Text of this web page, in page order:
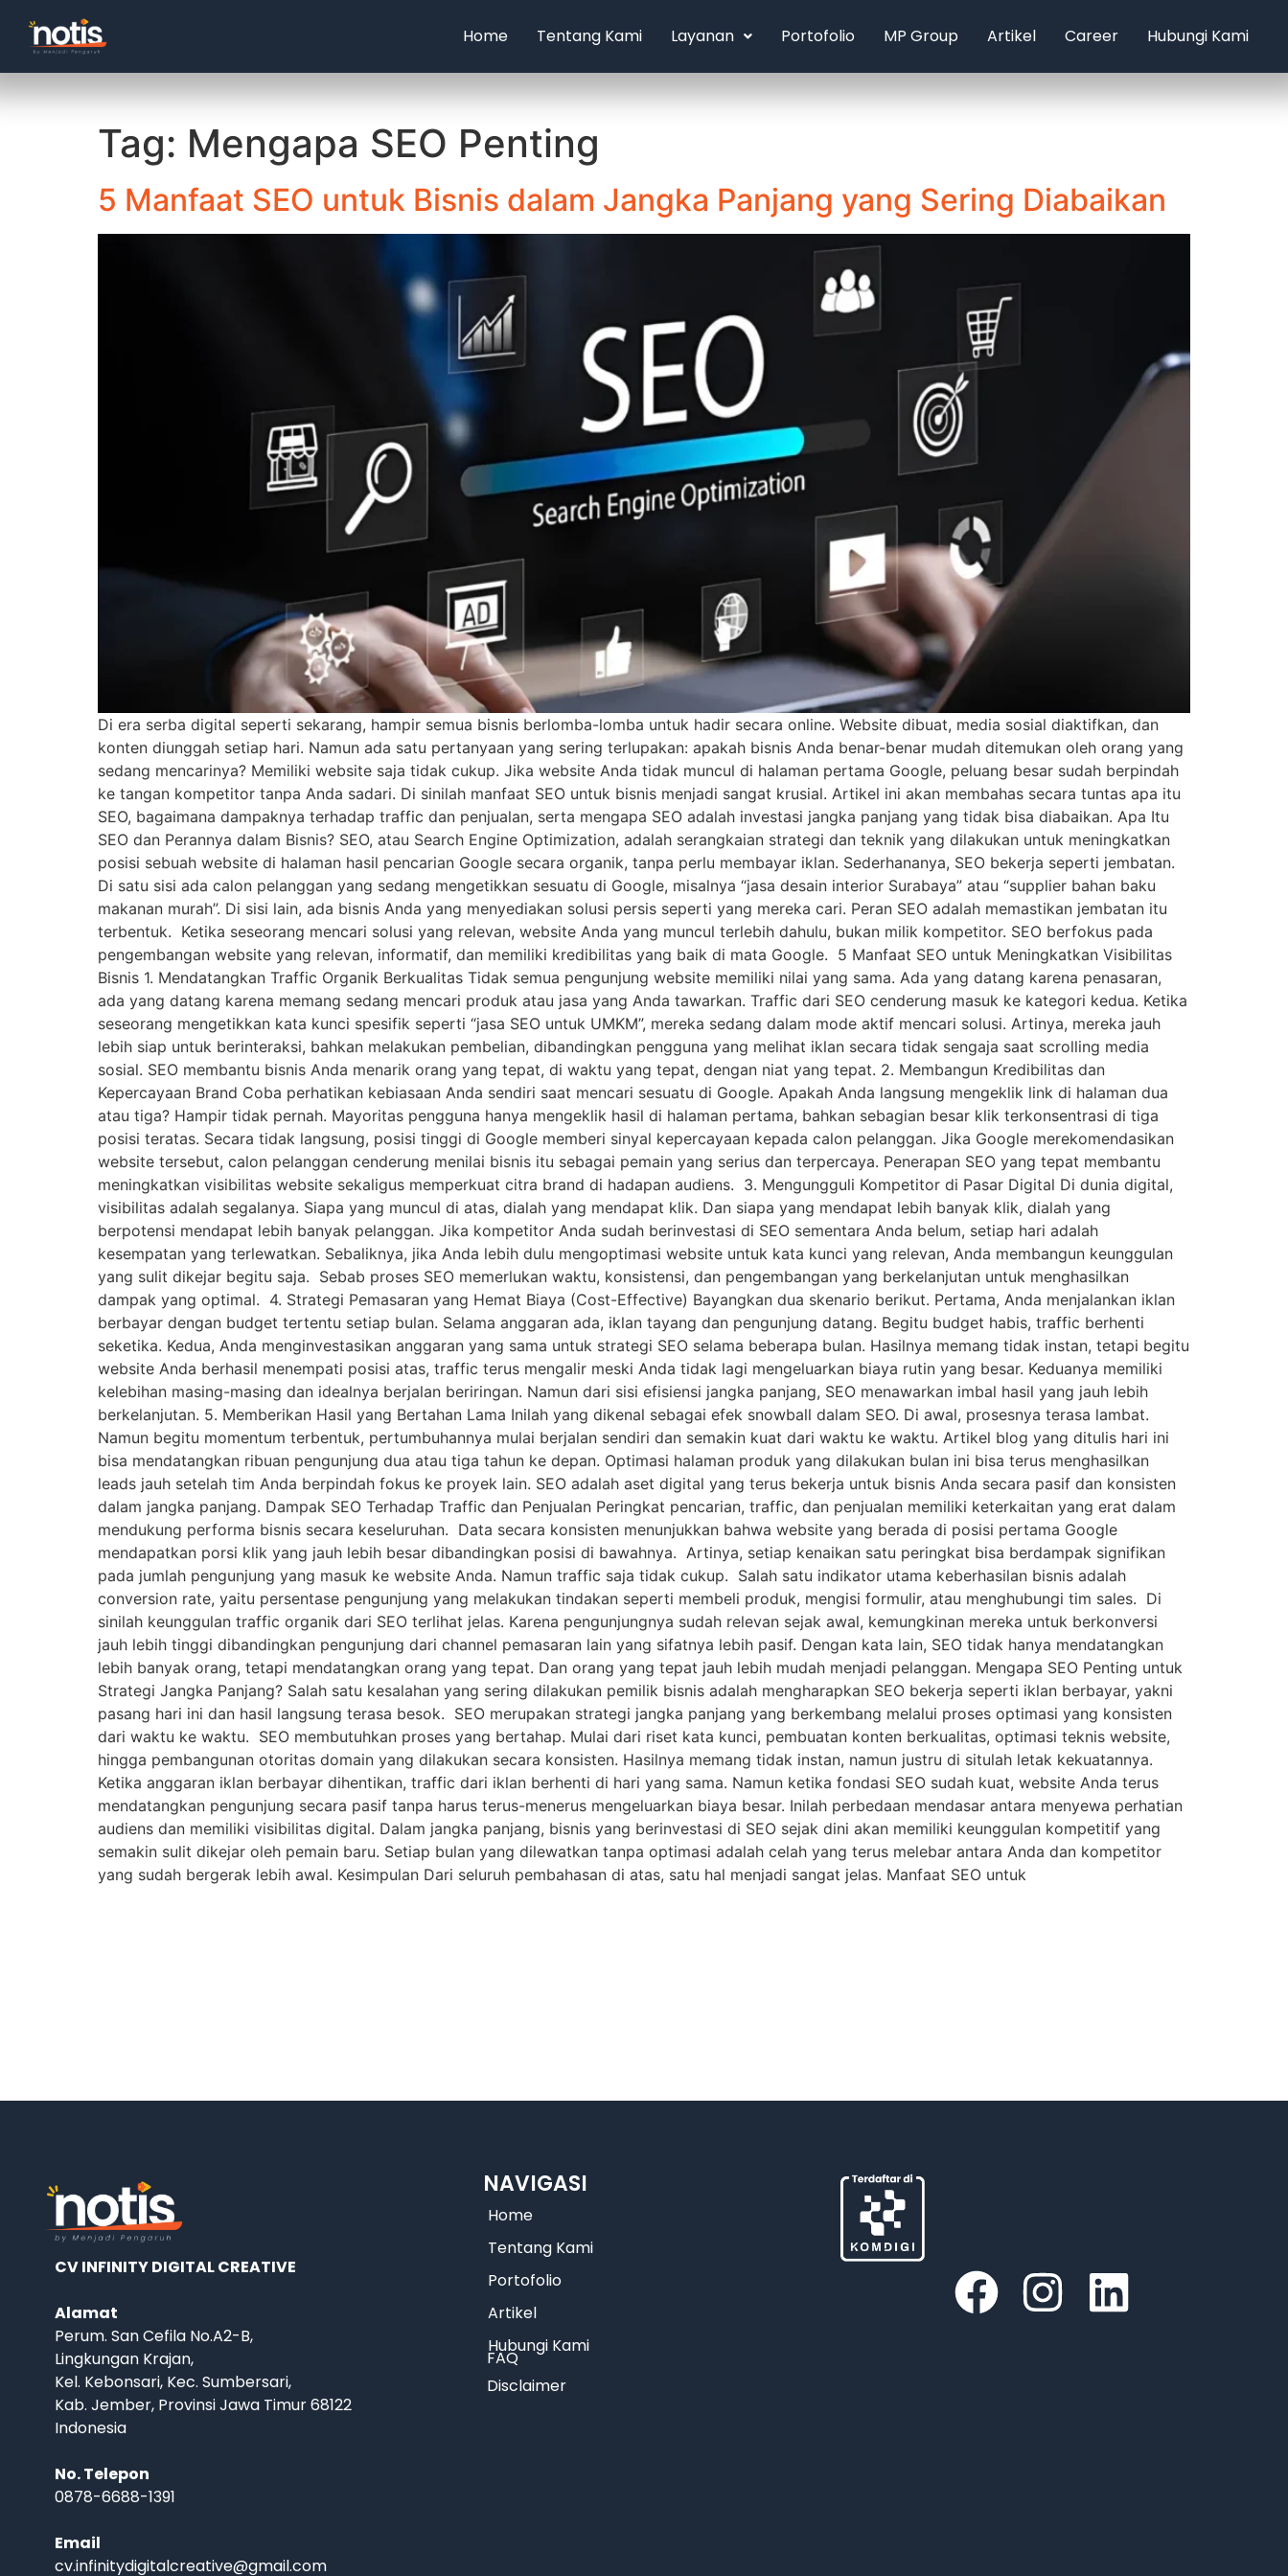
Home Tentang Kami Layanan Portofolio MP Group Artikel Career Hubungi Kami
Tag: Mengapa SEO Penting
5 Manfaat SEO untuk Bisnis dalam Jangka Panjang yang Sering Diabaikan
Di era serba digital seperti sekarang, hampir semua bisnis berlomba-lomba untuk hadir secara online. Website dibuat, media sosial diaktifkan, dan
konten diunggah setiap hari. Namun ada satu pertanyaan yang sering terlupakan: apakah bisnis Anda benar-benar mudah ditemukan oleh orang yang
sedang mencarinya? Memiliki website saja tidak cukup. Jika website Anda tidak muncul di halaman pertama Google, peluang besar sudah berpindah
ke tangan kompetitor tanpa Anda sadari. Di sinilah manfaat SEO untuk bisnis menjadi sangat krusial. Artikel ini akan membahas secara tuntas apa itu
SEO, bagaimana dampaknya terhadap traffic dan penjualan, serta mengapa SEO adalah investasi jangka panjang yang tidak bisa diabaikan. Apa Itu
SEO dan Perannya dalam Bisnis? SEO, atau Search Engine Optimization, adalah serangkaian strategi dan teknik yang dilakukan untuk meningkatkan
posisi sebuah website di halaman hasil pencarian Google secara organik, tanpa perlu membayar iklan. Sederhananya, SEO bekerja seperti jembatan.
Di satu sisi ada calon pelanggan yang sedang mengetikkan sesuatu di Google, misalnya “jasa desain interior Surabaya” atau “supplier bahan baku
makanan murah”. Di sisi lain, ada bisnis Anda yang menyediakan solusi persis seperti yang mereka cari. Peran SEO adalah memastikan jembatan itu
terbentuk. Ketika seseorang mencari solusi yang relevan, website Anda yang muncul terlebih dahulu, bukan milik kompetitor. SEO berfokus pada
pengembangan website yang relevan, informatif, dan memiliki kredibilitas yang baik di mata Google. 5 Manfaat SEO untuk Meningkatkan Visibilitas
Bisnis 1. Mendatangkan Traffic Organik Berkualitas Tidak semua pengunjung website memiliki nilai yang sama. Ada yang datang karena penasaran,
ada yang datang karena memang sedang mencari produk atau jasa yang Anda tawarkan. Traffic dari SEO cenderung masuk ke kategori kedua. Ketika
seseorang mengetikkan kata kunci spesifik seperti “jasa SEO untuk UMKM”, mereka sedang dalam mode aktif mencari solusi. Artinya, mereka jauh
lebih siap untuk berinteraksi, bahkan melakukan pembelian, dibandingkan pengguna yang melihat iklan secara tidak sengaja saat scrolling media
sosial. SEO membantu bisnis Anda menarik orang yang tepat, di waktu yang tepat, dengan niat yang tepat. 2. Membangun Kredibilitas dan
Kepercayaan Brand Coba perhatikan kebiasaan Anda sendiri saat mencari sesuatu di Google. Apakah Anda langsung mengeklik link di halaman dua
atau tiga? Hampir tidak pernah. Mayoritas pengguna hanya mengeklik hasil di halaman pertama, bahkan sebagian besar klik terkonsentrasi di tiga
posisi teratas. Secara tidak langsung, posisi tinggi di Google memberi sinyal kepercayaan kepada calon pelanggan. Jika Google merekomendasikan
website tersebut, calon pelanggan cenderung menilai bisnis itu sebagai pemain yang serius dan terpercaya. Penerapan SEO yang tepat membantu
meningkatkan visibilitas website sekaligus memperkuat citra brand di hadapan audiens. 3. Mengungguli Kompetitor di Pasar Digital Di dunia digital,
visibilitas adalah segalanya. Siapa yang muncul di atas, dialah yang mendapat klik. Dan siapa yang mendapat lebih banyak klik, dialah yang
berpotensi mendapat lebih banyak pelanggan. Jika kompetitor Anda sudah berinvestasi di SEO sementara Anda belum, setiap hari adalah
kesempatan yang terlewatkan. Sebaliknya, jika Anda lebih dulu mengoptimasi website untuk kata kunci yang relevan, Anda membangun keunggulan
yang sulit dikejar begitu saja. Sebab proses SEO memerlukan waktu, konsistensi, dan pengembangan yang berkelanjutan untuk menghasilkan
dampak yang optimal. 4. Strategi Pemasaran yang Hemat Biaya (Cost-Effective) Bayangkan dua skenario berikut. Pertama, Anda menjalankan iklan
berbayar dengan budget tertentu setiap bulan. Selama anggaran ada, iklan tayang dan pengunjung datang. Begitu budget habis, traffic berhenti
seketika. Kedua, Anda menginvestasikan anggaran yang sama untuk strategi SEO selama beberapa bulan. Hasilnya memang tidak instan, tetapi begitu
website Anda berhasil menempati posisi atas, traffic terus mengalir meski Anda tidak lagi mengeluarkan biaya rutin yang besar. Keduanya memiliki
kelebihan masing-masing dan idealnya berjalan beriringan. Namun dari sisi efisiensi jangka panjang, SEO menawarkan imbal hasil yang jauh lebih
berkelanjutan. 5. Memberikan Hasil yang Bertahan Lama Inilah yang dikenal sebagai efek snowball dalam SEO. Di awal, prosesnya terasa lambat.
Namun begitu momentum terbentuk, pertumbuhannya mulai berjalan sendiri dan semakin kuat dari waktu ke waktu. Artikel blog yang ditulis hari ini
bisa mendatangkan ribuan pengunjung dua atau tiga tahun ke depan. Optimasi halaman produk yang dilakukan bulan ini bisa terus menghasilkan
leads jauh setelah tim Anda berpindah fokus ke proyek lain. SEO adalah aset digital yang terus bekerja untuk bisnis Anda secara pasif dan konsisten
dalam jangka panjang. Dampak SEO Terhadap Traffic dan Penjualan Peringkat pencarian, traffic, dan penjualan memiliki keterkaitan yang erat dalam
mendukung performa bisnis secara keseluruhan. Data secara konsisten menunjukkan bahwa website yang berada di posisi pertama Google
mendapatkan porsi klik yang jauh lebih besar dibandingkan posisi di bawahnya. Artinya, setiap kenaikan satu peringkat bisa berdampak signifikan
pada jumlah pengunjung yang masuk ke website Anda. Namun traffic saja tidak cukup. Salah satu indikator utama keberhasilan bisnis adalah
conversion rate, yaitu persentase pengunjung yang melakukan tindakan seperti membeli produk, mengisi formulir, atau menghubungi tim sales. Di
sinilah keunggulan traffic organik dari SEO terlihat jelas. Karena pengunjungnya sudah relevan sejak awal, kemungkinan mereka untuk berkonversi
jauh lebih tinggi dibandingkan pengunjung dari channel pemasaran lain yang sifatnya lebih pasif. Dengan kata lain, SEO tidak hanya mendatangkan
lebih banyak orang, tetapi mendatangkan orang yang tepat. Dan orang yang tepat jauh lebih mudah menjadi pelanggan. Mengapa SEO Penting untuk
Strategi Jangka Panjang? Salah satu kesalahan yang sering dilakukan pemilik bisnis adalah mengharapkan SEO bekerja seperti iklan berbayar, yakni
pasang hari ini dan hasil langsung terasa besok. SEO merupakan strategi jangka panjang yang berkembang melalui proses optimasi yang konsisten
dari waktu ke waktu. SEO membutuhkan proses yang bertahap. Mulai dari riset kata kunci, pembuatan konten berkualitas, optimasi teknis website,
hingga pembangunan otoritas domain yang dilakukan secara konsisten. Hasilnya memang tidak instan, namun justru di situlah letak kekuatannya.
Ketika anggaran iklan berbayar dihentikan, traffic dari iklan berhenti di hari yang sama. Namun ketika fondasi SEO sudah kuat, website Anda terus
mendatangkan pengunjung secara pasif tanpa harus terus-menerus mengeluarkan biaya besar. Inilah perbedaan mendasar antara menyewa perhatian
audiens dan memiliki visibilitas digital. Dalam jangka panjang, bisnis yang berinvestasi di SEO sejak dini akan memiliki keunggulan kompetitif yang
semakin sulit dikejar oleh pemain baru. Setiap bulan yang dilewatkan tanpa optimasi adalah celah yang terus melebar antara Anda dan kompetitor
yang sudah bergerak lebih awal. Kesimpulan Dari seluruh pembahasan di atas, satu hal menjadi sangat jelas. Manfaat SEO untuk
CV INFINITY DIGITAL CREATIVE
Alamat
Perum. San Cefila No.A2-B,
Lingkungan Krajan,
Kel. Kebonsari, Kec. Sumbersari,
Kab. Jember, Provinsi Jawa Timur 68122
Indonesia
No. Telepon
0878-6688-1391
Email
cv.infinitydigitalcreative@gmail.com
NAVIGASI
Home
Tentang Kami
Portofolio
Artikel
Hubungi Kami
FAQ
Disclaimer